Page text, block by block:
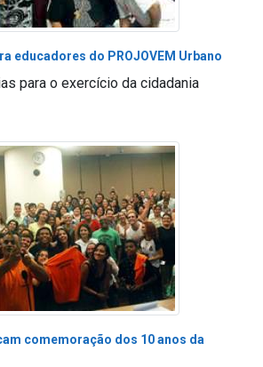
educadores do PROJOVEM Urbano
para o exercício da cidadania
comemoração dos 10 anos da